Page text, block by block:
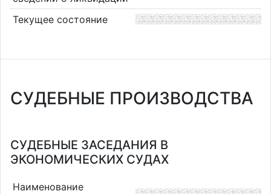
Текущее состояние
СУДЕБНЫЕ ПРОИЗВОДСТВА
СУДЕБНЫЕ ЗАСЕДАНИЯ В
ЭКОНОМИЧЕСКИХ СУДАХ
Наименование